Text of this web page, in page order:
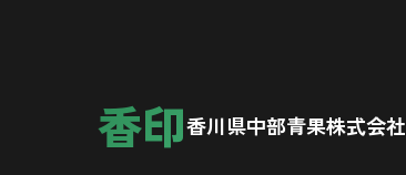
香印香川県中部青果株式会社